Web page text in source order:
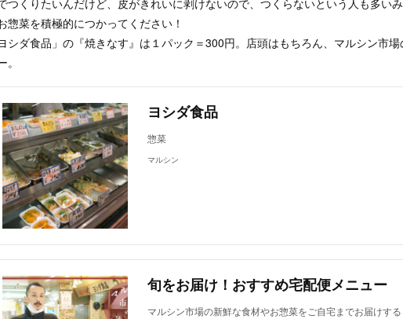
つくりたいんだけど、皮がきれいに剥けないので、つくらないという人も多い
惣菜を積極的につかってください！
ヨシダ食品」の『焼きなす』は１パック＝300円。店頭はもちろん、マルシン市
。
ヨシダ食品
惣菜
マルシン
旬をお届け！おすすめ宅配便メニュー
マルシン市場の新鮮な食材やお惣菜をご自宅までお届けす